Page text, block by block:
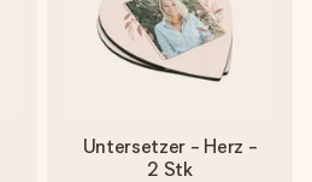
Untersetzer - Herz -
2 Stk